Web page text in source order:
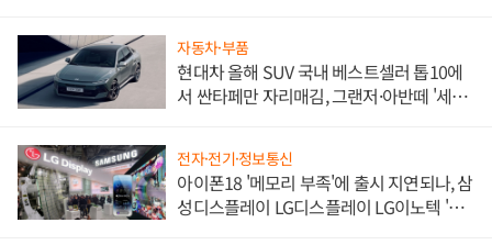
자동차·부품
현대차 올해 SUV 국내 베스트셀러 톱10에
서 싼타페만 자리매김, 그랜저·아반떼 '세단
전자·전기·정보통신
아이폰18 '메모리 부족'에 출시 지연되나, 삼
성디스플레이 LG디스플레이 LG이노텍 '탈